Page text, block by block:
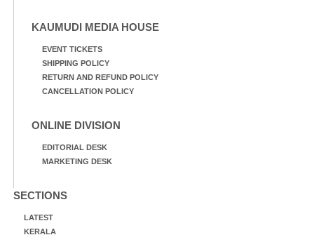
KAUMUDI MEDIA HOUSE
EVENT TICKETS
SHIPPING POLICY
RETURN AND REFUND POLICY
CANCELLATION POLICY
ONLINE DIVISION
EDITORIAL DESK
MARKETING DESK
SECTIONS
LATEST
KERALA